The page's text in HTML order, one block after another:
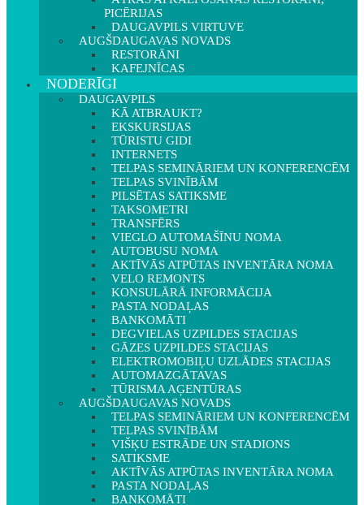
PICĒRIJAS
DAUGAVPILS VIRTUVE
AUGŠDAUGAVAS NOVADS
RESTORĀNI
KAFEJNĪCAS
NODERĪGI
DAUGAVPILS
KĀ ATBRAUKT?
EKSKURSIJAS
TŪRISTU GIDI
INTERNETS
TELPAS SEMINĀRIEM UN KONFERENCĒM
TELPAS SVINĪBĀM
PILSĒTAS SATIKSME
TAKSOMETRI
TRANSFĒRS
VIEGLO AUTOMAŠĪNU NOMA
AUTOBUSU NOMA
AKTĪVĀS ATPŪTAS INVENTĀRA NOMA
VELO REMONTS
KONSULĀRĀ INFORMĀCIJA
PASTA NODAĻAS
BANKOMĀTI
DEGVIELAS UZPILDES STACIJAS
GĀZES UZPILDES STACIJAS
ELEKTROMOBIĻU UZLĀDES STACIJAS
AUTOMAZGĀTAVAS
TŪRISMA AĢENTŪRAS
AUGŠDAUGAVAS NOVADS
TELPAS SEMINĀRIEM UN KONFERENCĒM
TELPAS SVINĪBĀM
VIŠĶU ESTRĀDE UN STADIONS
SATIKSME
AKTĪVĀS ATPŪTAS INVENTĀRA NOMA
PASTA NODAĻAS
BANKOMĀTI